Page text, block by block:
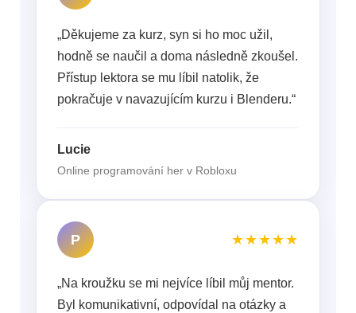
„Děkujeme za kurz, syn si ho moc užil,
hodně se naučil a doma následně zkoušel.
Přístup lektora se mu líbil natolik, že
pokračuje v navazujícím kurzu i Blenderu.“
Lucie
Online programování her v Robloxu
P ★★★★★
„Na kroužku se mi nejvíce líbil můj mentor.
Byl komunikativní, odpovídal na otázky a